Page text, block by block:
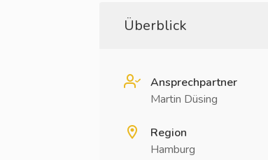
Überblick
Ansprechpartner
Martin Düsing
Region
Hamburg